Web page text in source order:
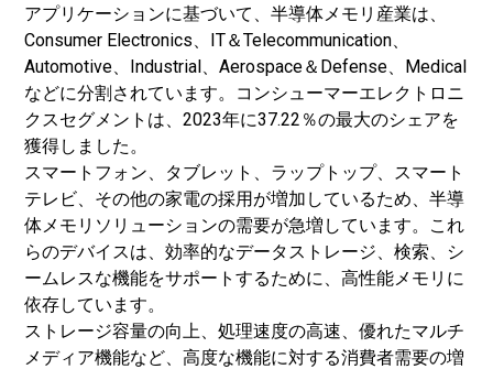
アプリケーションに基づいて、半導体メモリ産業は、
Consumer Electronics、IT＆Telecommunication、
Automotive、Industrial、Aerospace＆Defense、Medical
などに分割されています。コンシューマーエレクトロニ
クスセグメントは、2023年に37.22％の最大のシェアを
獲得しました。
スマートフォン、タブレット、ラップトップ、スマート
テレビ、その他の家電の採用が増加しているため、半導
体メモリソリューションの需要が急増しています。これ
らのデバイスは、効率的なデータストレージ、検索、シ
ームレスな機能をサポートするために、高性能メモリに
依存しています。
ストレージ容量の向上、処理速度の高速、優れたマルチ
メディア機能など、高度な機能に対する消費者需要の増